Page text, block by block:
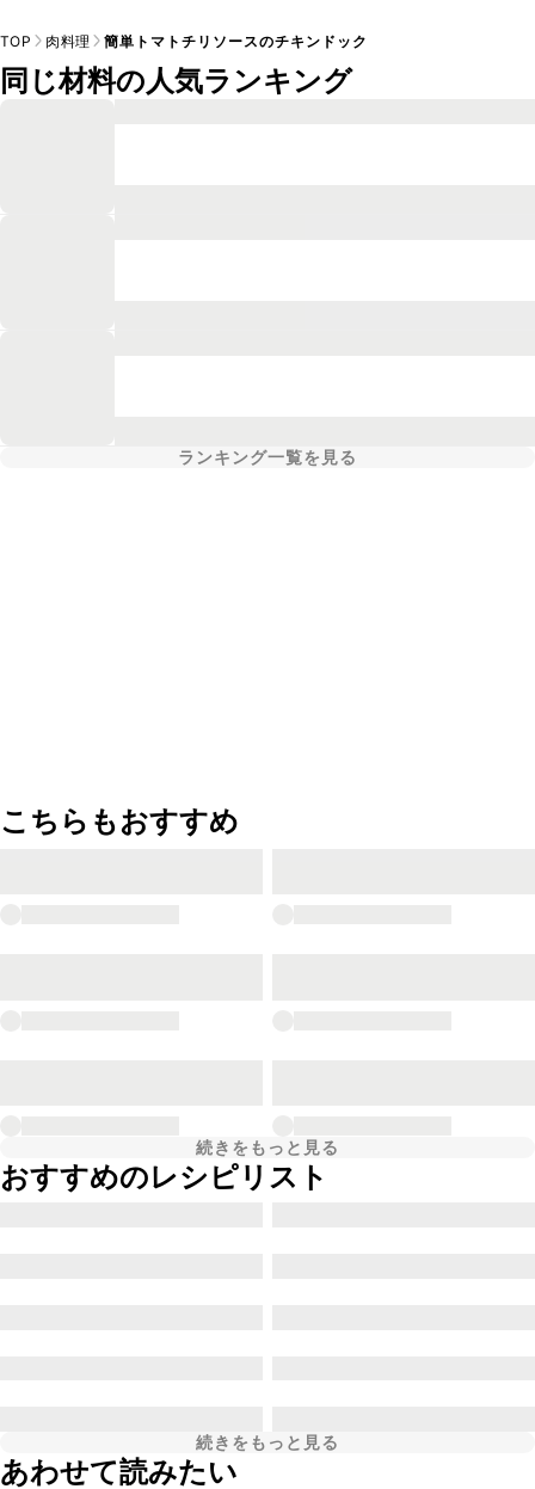
TOP 肉料理 簡単トマトチリソースのチキンドック
同じ材料の人気ランキング
ランキング一覧を見る
こちらもおすすめ
続きをもっと見る
おすすめのレシピリスト
続きをもっと見る
あわせて読みたい